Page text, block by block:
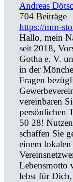
Andreas
704 Beiträge
https://mm-
Hallo, mein
seit 2018,
Gotha e. V.
in der
Fragen
vereinbaren
persönlichen
50 28!
schaffen Sie
einem
Lebensmotto
lebst für